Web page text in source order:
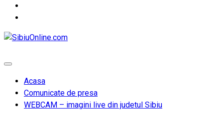
Acasa
Comunicate de presa
WEBCAM – imagini live din judetul Sibiu